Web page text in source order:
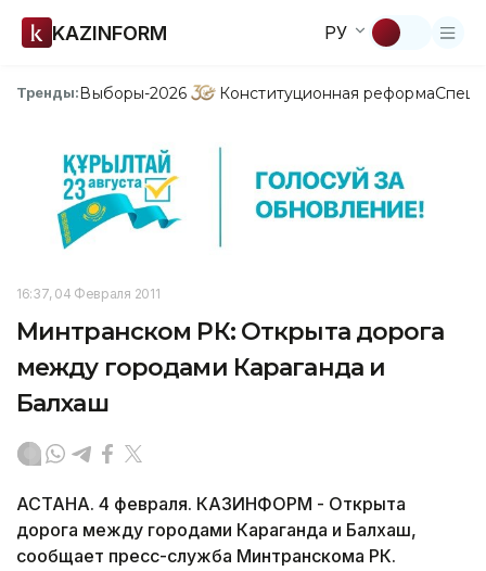
KAZINFORM РУ
Тренды:Выборы-2026 Конституционная реформа
16:37, 04 Февраля 2011
Минтранском РК: Открыта дорога
между городами Караганда и
Балхаш
АСТАНА. 4 февраля. КАЗИНФОРМ - Открыта
дорога между городами Караганда и Балхаш,
сообщает пресс-служба Минтранскома РК.